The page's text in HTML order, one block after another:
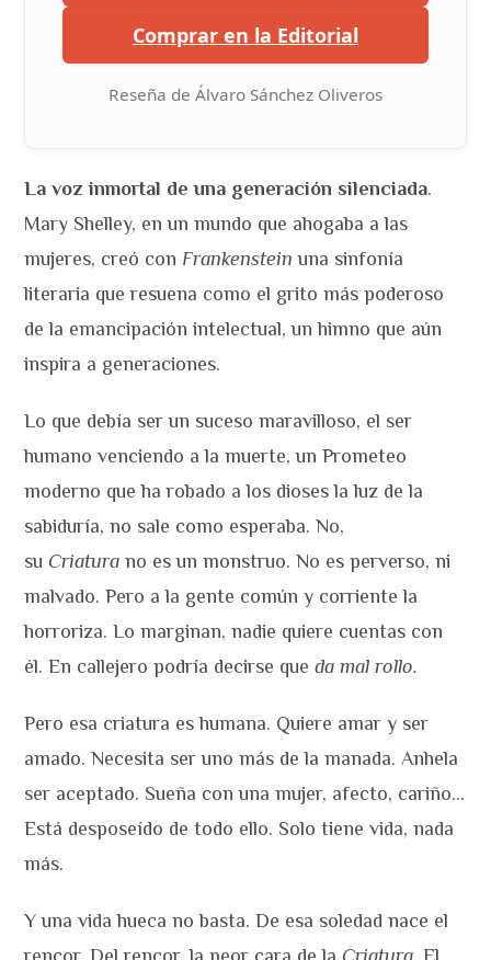
Comprar en la Editorial
Reseña de Álvaro Sánchez Oliveros
La voz inmortal de una generación silenciada.
Mary Shelley, en un mundo que ahogaba a las
mujeres, creó con Frankenstein una sinfonía
literaria que resuena como el grito más poderoso
de la emancipación intelectual, un himno que aún
inspira a generaciones.
Lo que debía ser un suceso maravilloso, el ser
humano venciendo a la muerte, un Prometeo
moderno que ha robado a los dioses la luz de la
sabiduría, no sale como esperaba. No,
suCriatura no es un monstruo. No es perverso, ni
malvado. Pero a la gente común y corriente la
horroriza. Lo marginan, nadie quiere cuentas con
él. En callejero podría decirse queda mal rollo.
Pero esa criatura es humana. Quiere amar y ser
amado. Necesita ser uno más de la manada. Anhela
ser aceptado. Sueña con una mujer, afecto, cariño…
Está desposeído de todo ello. Solo tiene vida, nada
más.
Y una vida hueca no basta. De esa soledad nace el